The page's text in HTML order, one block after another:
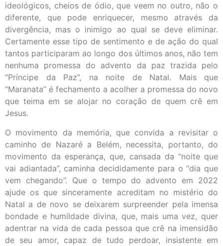
ideológicos, cheios de ódio, que veem no outro, não o
diferente, que pode enriquecer, mesmo através da
divergência, mas o inimigo ao qual se deve eliminar.
Certamente esse tipo de sentimento e de ação do qual
tantos participaram ao longo dos últimos anos, não tem
nenhuma promessa do advento da paz trazida pelo
“Príncipe da Paz”, na noite de Natal. Mais que
“Maranata” é fechamento a acolher a promessa do novo
que teima em se alojar no coração de quem crê em
Jesus.
O movimento da memória, que convida a revisitar o
caminho de Nazaré a Belém, necessita, portanto, do
movimento da esperança, que, cansada da “noite que
vai adiantada”, caminha decididamente para o “dia que
vem chegando”. Que o tempo do advento em 2022
ajude os que sinceramente acreditam no mistério do
Natal a de novo se deixarem surpreender pela imensa
bondade e humildade divina, que, mais uma vez, quer
adentrar na vida de cada pessoa que crê na imensidão
de seu amor, capaz de tudo perdoar, insistente em